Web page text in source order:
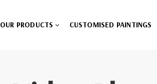
OUR PRODUCTS CUSTOMISED PAINTINGS